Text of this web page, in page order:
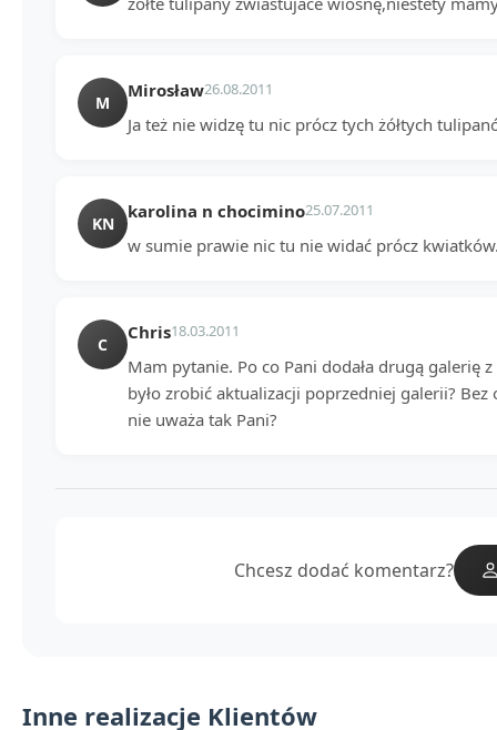
M
Mirosław26.08.2011
Ja też nie widzę tu nic prócz tych żółtych
KN
karolina n chocimino25.07.2011
w sumie prawie nic tu nie widać prócz
C
Chris18.03.2011
Mam pytanie. Po co Pani dodała drugą galerię
było zrobić aktualizacji poprzedniej galerii?
nie uważa tak Pani?
Chcesz dodać komentarz?
Inne realizacje Klientów